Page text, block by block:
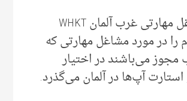
شورای مشاغل مهارتی غرب آلمان WHKT
را در مورد مشاغل مهارتی که
مجوز می‌‌باشند در اختیار
استارت آپ‌ها در آلمان می‌گذرد.